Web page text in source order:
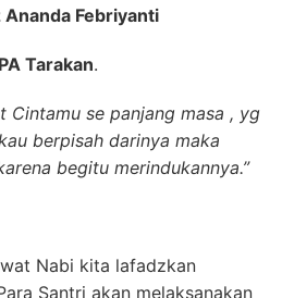
Ananda Febriyanti
Tarakan.
Cintamu se panjang masa , yg
berpisah darinya maka
begitu merindukannya.”
Nabi kita lafadzkan
Santri akan melaksanakan